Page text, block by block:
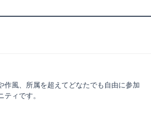
作風、所属を超えてどなたでも自由に参加
ィです。